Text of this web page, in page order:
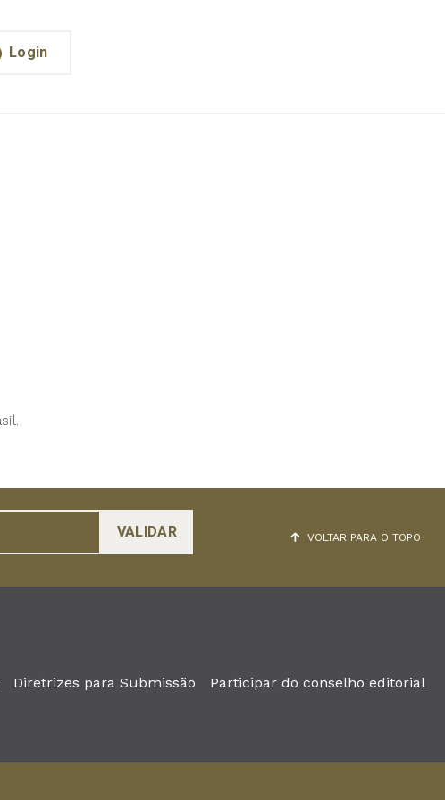
Login
VOLTAR PARA O TOPO
Diretrizes para Submissão Participar do conselho editorial